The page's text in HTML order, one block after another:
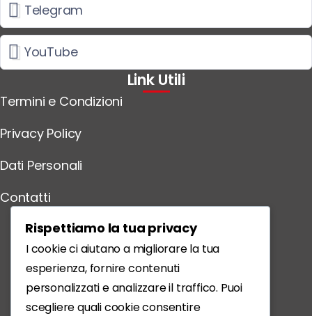
Telegram
YouTube
Link Utili
Termini e Condizioni
Privacy Policy
Dati Personali
Contatti
Scarica l'App
Rispettiamo la tua privacy
I cookie ci aiutano a migliorare la tua
esperienza, fornire contenuti
personalizzati e analizzare il traffico. Puoi
scegliere quali cookie consentire